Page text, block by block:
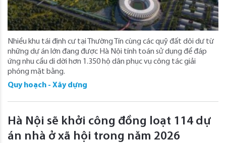
Nhiều khu tái định cư tại Thường Tín cùng các quỹ đất dôi dư từ
những dự án lớn đang được Hà Nội tính toán sử dụng để đáp
ứng nhu cầu di dời hơn 1.350 hộ dân phục vụ công tác giải
phóng mặt bằng.
Quy hoạch - Xây dựng
Hà Nội sẽ khởi công đồng loạt 114 dự
án nhà ở xã hội trong năm 2026